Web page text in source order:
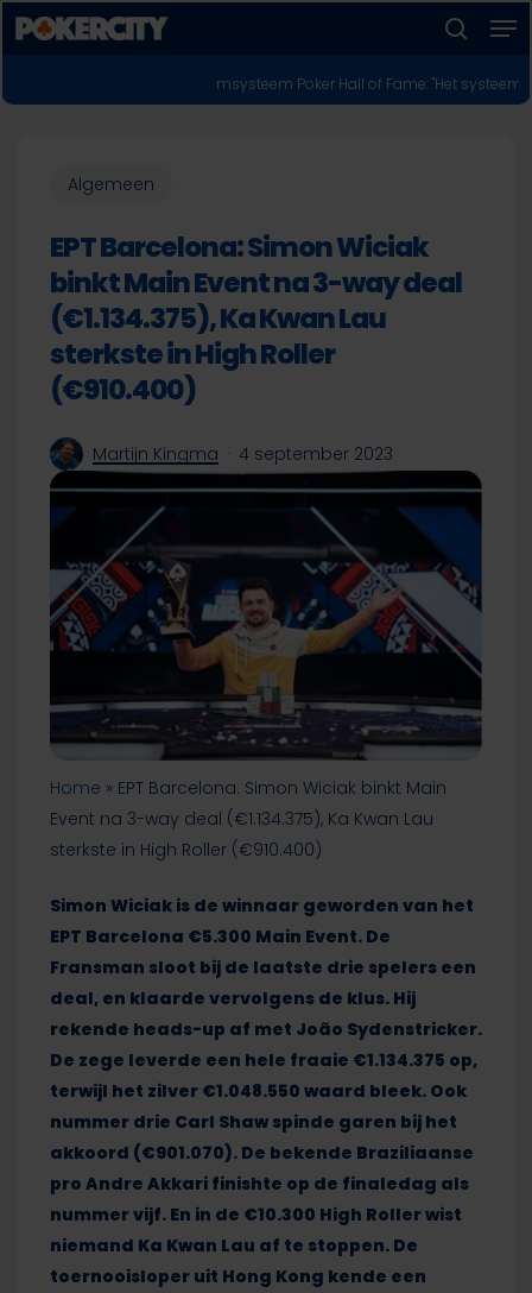
Skip
to
content
naar nieuw stemsysteem Poker Hall of Fame: "Het systeem heeft gefaald"
Algemeen
EPT Barcelona: Simon Wiciak
binkt Main Event na 3-way deal
(€1.134.375), Ka Kwan Lau
sterkste in High Roller
(€910.400)
Martijn Kingma 4 september 2023
Home » EPT Barcelona: Simon Wiciak binkt Main
Event na 3-way deal (€1.134.375), Ka Kwan Lau
sterkste in High Roller (€910.400)
Simon Wiciak is de winnaar geworden van het
EPT Barcelona €5.300 Main Event. De
Fransman sloot bij de laatste drie spelers een
deal, en klaarde vervolgens de klus. Hij
rekende heads-up af met João Sydenstricker.
De zege leverde een hele fraaie €1.134.375 op,
terwijl het zilver €1.048.550 waard bleek. Ook
nummer drie Carl Shaw spinde garen bij het
akkoord (€901.070). De bekende Braziliaanse
pro Andre Akkari finishte op de finaledag als
nummer vijf. En in de €10.300 High Roller wist
niemand Ka Kwan Lau af te stoppen. De
toernooisloper uit Hong Kong kende een
Menu
sluiten